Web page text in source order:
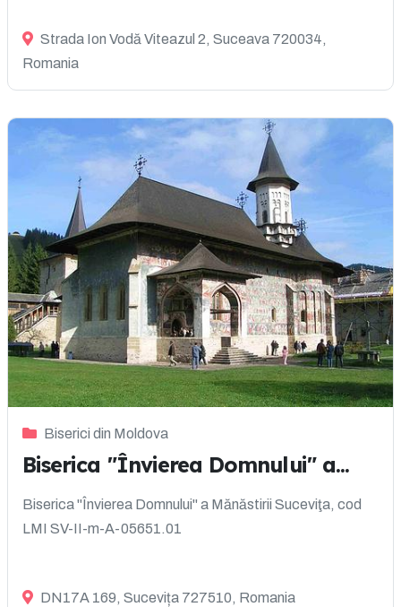
Strada Ion Vodă Viteazul 2, Suceava 720034,
Romania
Biserici din Moldova
Biserica "Învierea Domnului" a...
Biserica "Învierea Domnului" a Mănăstirii Suceviţa, cod
LMI SV-II-m-A-05651.01
DN17A 169, Sucevița 727510, Romania